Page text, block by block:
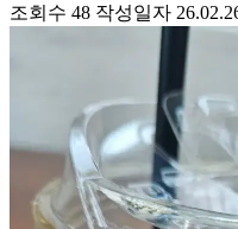
조회수 48 작성일자